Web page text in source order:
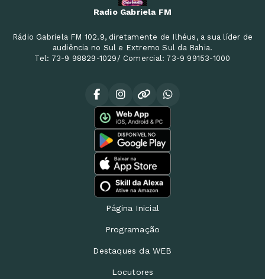
Radio Gabriela FM
Rádio Gabriela FM 102.9, diretamente de Ilhéus, a sua líder de
audiência no Sul e Extremo Sul da Bahia.
Tel: 73-9 98829-1029/ Comercial: 73-9 99153-1000
Página Inicial
Programação
Destaques da WEB
Locutores